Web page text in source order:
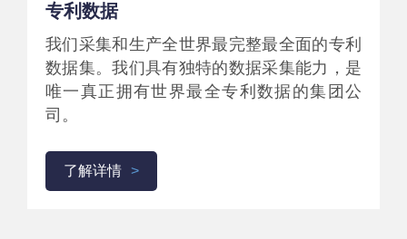
专利数据
我们采集和生产全世界最完整最全面的专利
数据集。我们具有独特的数据采集能力，是
唯一真正拥有世界最全专利数据的集团公
司。
了解详情